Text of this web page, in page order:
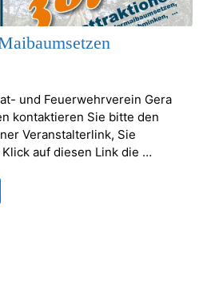
und Feuerwehrverein Gera
kontaktieren Sie bitte den
Veranstalterlink, Sie
auf diesen Link die …